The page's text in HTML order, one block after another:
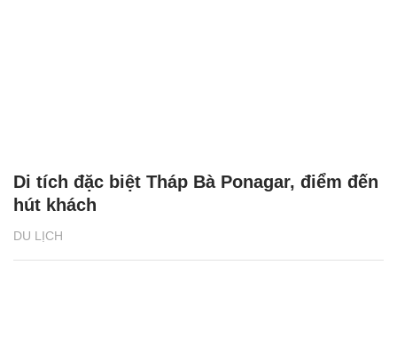
DU LỊCH
Di tích đặc biệt Tháp Bà Ponagar, điểm đến
hút khách